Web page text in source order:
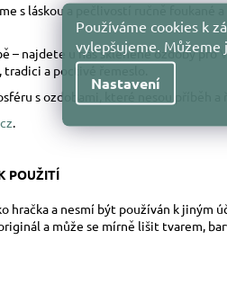
Používáme cookies k
vylepšujeme. Můžeme
Nastavení
s láskou a pečlivostí ručně
– najdete u nás skleněné ozdoby pro
a poctivé řemeslo.
s ozdobami, které nesou příběh a
.
POUŽITÍ
hračka a nesmí být používán k jiným
a může se mírně lišit tvarem,